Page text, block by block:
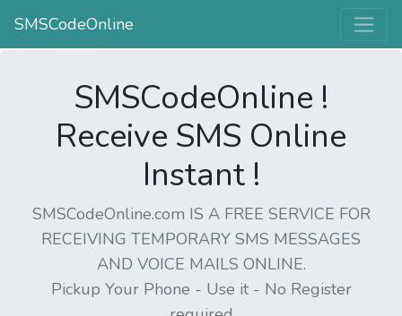
SMSCodeOnline
SMSCodeOnline !
Receive SMS Online
Instant !
SMSCodeOnline.com IS A FREE SERVICE FOR
RECEIVING TEMPORARY SMS MESSAGES
AND VOICE MAILS ONLINE.
Pickup Your Phone - Use it - No Register